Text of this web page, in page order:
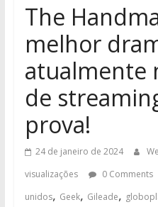
The
melhor
atualmente
de
prova!
24 de janeiro de 2024
visualizações
0 Comments
unidos, Geek, Gileade,